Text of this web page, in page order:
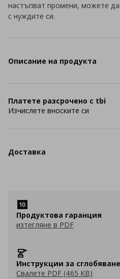
настъпват промени, можете
с нуждите си.
Описание на продукта
Платете разсрочено с tbi
Изчислете вноските си
Доставка
Продуктова гаранция
изтегляне в PDF
Инструкции за сглобяване
Свалете PDF (465 KB)